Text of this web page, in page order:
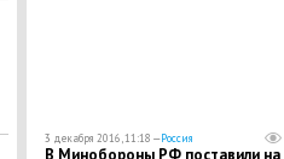
3 декабря 2016, 11:18 —Россия
В Минобороны РФ поставили на